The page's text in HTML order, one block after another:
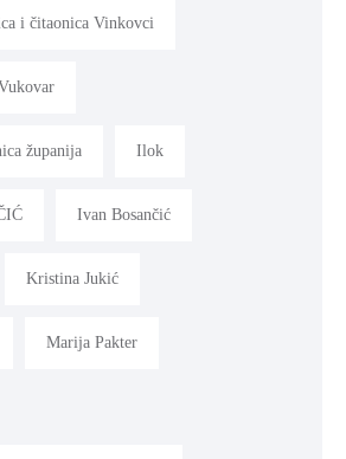
i čitaonica Vinkovci
županija Ilok
Ivan Bosančić
Kristina Jukić
Marija Pakter